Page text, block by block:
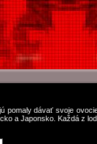
dávať svoje
a Japonsko. Každá z